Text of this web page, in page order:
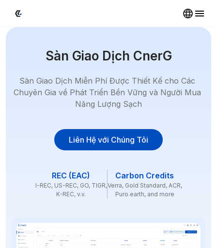
Sàn Giao Dịch CnerG
Sàn Giao Dịch Miễn Phí Được Thiết Kế cho Các
Chuyên Gia về Phát Triển Bền Vững và Người Mua
Năng Lượng Sạch
Liên Hệ với Chúng Tôi
REC (EAC)
I-REC, US-REC, GO, TIGR,
K-REC, v.v.
Carbon Credits
Verra, Gold Standard, ACR,
Puro.earth, and more